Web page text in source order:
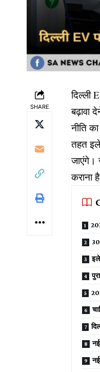
SHARE
दिल्ली
बढ़ावा
नीति
तहत
जाएंगे।
कराना
नई
नई